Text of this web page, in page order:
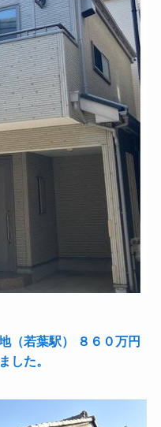
（若葉駅） ８６０万円
した。